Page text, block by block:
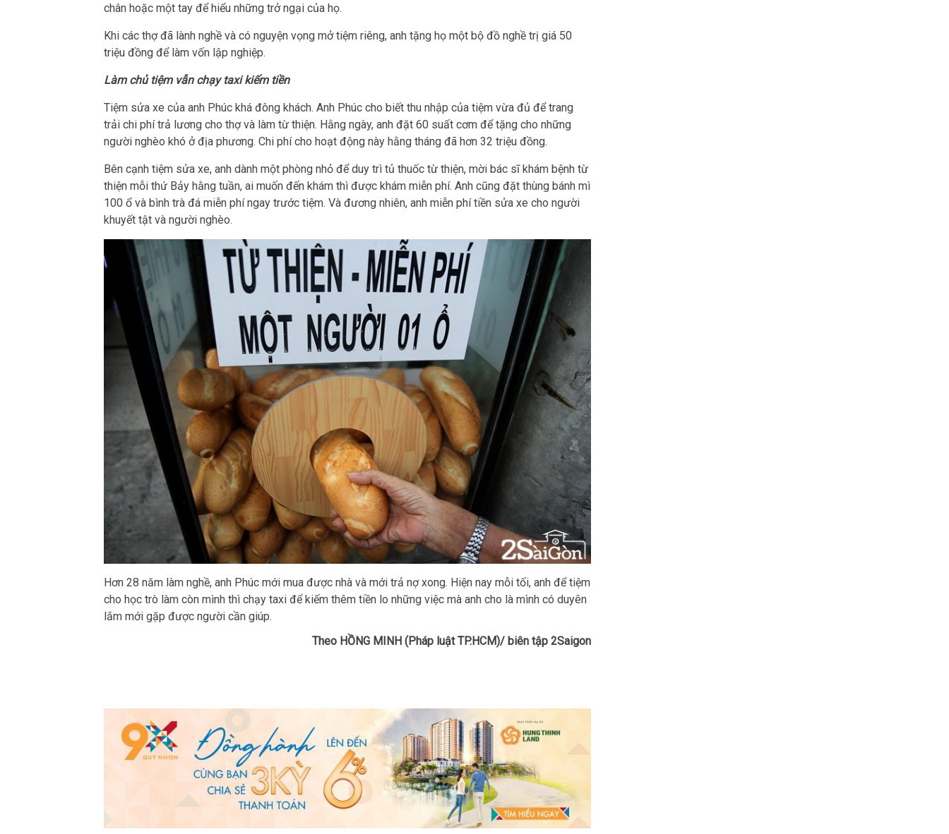
chân hoặc một tay để hiểu những trở ngại của họ.
Khi các thợ đã lành nghề và có nguyện vọng mở tiệm riêng, anh tặng họ một bộ đồ nghề trị giá 50
triệu đồng để làm vốn lập nghiệp.
Làm chủ tiệm vẫn chạy taxi kiếm tiền
Tiệm sửa xe của anh Phúc khá đông khách. Anh Phúc cho biết thu nhập của tiệm vừa đủ để trang
trải chi phí trả lương cho thợ và làm từ thiện. Hằng ngày, anh đặt 60 suất cơm để tặng cho những
người nghèo khó ở địa phương. Chi phí cho hoạt động này hằng tháng đã hơn 32 triệu đồng.
Bên cạnh tiệm sửa xe, anh dành một phòng nhỏ để duy trì tủ thuốc từ thiện, mời bác sĩ khám bệnh từ
thiện mỗi thứ Bảy hằng tuần, ai muốn đến khám thì được khám miễn phí. Anh cũng đặt thùng bánh mì
100 ổ và bình trà đá miễn phí ngay trước tiệm. Và đương nhiên, anh miễn phí tiền sửa xe cho người
khuyết tật và người nghèo.
Hơn 28 năm làm nghề, anh Phúc mới mua được nhà và mới trả nợ xong. Hiện nay mỗi tối, anh để tiệm
cho học trò làm còn mình thì chạy taxi để kiếm thêm tiền lo những việc mà anh cho là mình có duyên
lắm mới gặp được người cần giúp.
Theo HỒNG MINH (Pháp luật TP.HCM)/ biên tập 2Saigon